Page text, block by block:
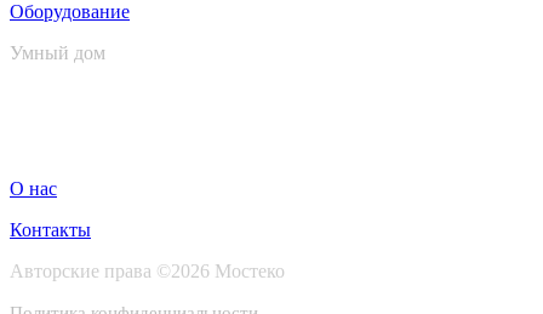
Оборудование
Умный дом
О нас
Контакты
Авторские права ©2026 Мостеко